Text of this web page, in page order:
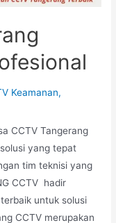
Keamanan,
CCTV Tangerang
yang tepat
tim teknisi yang
CCTV hadir
untuk solusi
CCTV merupakan